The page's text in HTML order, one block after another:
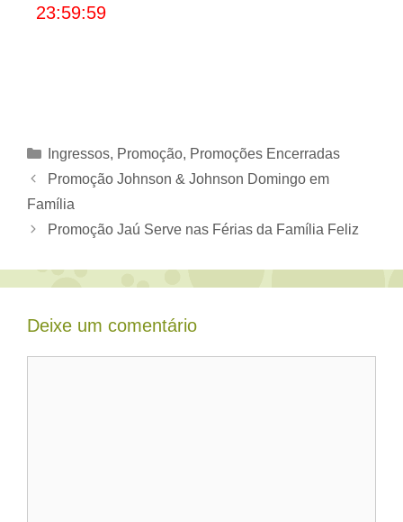
23:59:59
Categorias
Ingressos, Promoção, Promoções Encerradas
Promoção Johnson & Johnson Domingo em
Família
Promoção Jaú Serve nas Férias da Família Feliz
Deixe um comentário